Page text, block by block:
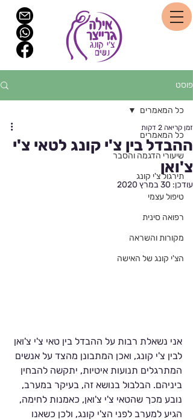
פוסט
כל המאמרים
שיעורי הדגמה והסבר
תירגול צ'י קונג
טיפול עצמי
רפואה סינית
מקורות והשראה
הצ'י קונג של האישה
כל המאמרים
ההבדל בין צ'י קונג לטאי צ'י
צ'ואן
זמן קריאה 2 דקות
עודכן: 30 במרץ 2020
אני נשאלת רבות על ההבדל בין טאי צ'י צ'ואן
לבין צ'י קונג, ואכן המתבונן מהצד על אנשים
המתרגלים תנועות איטיות, יתקשה להבחין
ביניהם. הבלבול בנושא זה, בעיקר במערב,
נובע מכך שהטאי צ'י צ'ואן, כאמנות לחימה,
הגיע למערב לפני הצ'י קונג, ולכן כשאנו